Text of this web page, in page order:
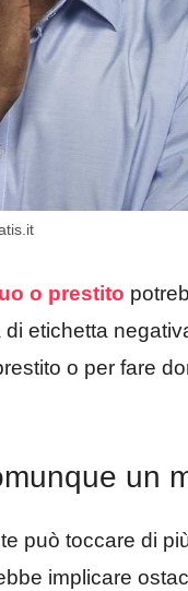
o prestito
etichetta
o per fare
un
può toccare di
implicare